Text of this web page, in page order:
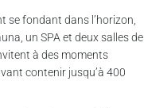
se fondant dans l’horizon,
un SPA et deux salles de
à des moments
contenir jusqu’à 400